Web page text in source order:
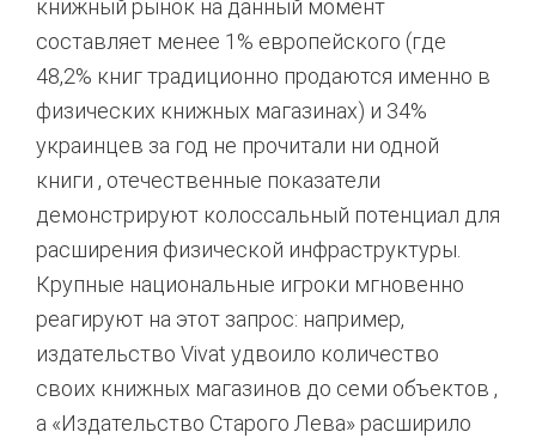
книжный рынок на данный момент
составляет менее 1% европейского (где
48,2% книг традиционно продаются именно в
физических книжных магазинах) и 34%
украинцев за год не прочитали ни одной
книги , отечественные показатели
демонстрируют колоссальный потенциал для
расширения физической инфраструктуры.
Крупные национальные игроки мгновенно
реагируют на этот запрос: например,
издательство Vivat удвоило количество
своих книжных магазинов до семи объектов ,
а «Издательство Старого Лева» расширило